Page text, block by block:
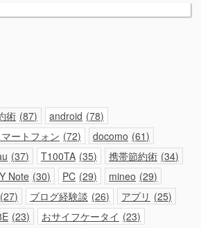
術 87 android 78
マートフォン 72 docomo 61
37 T100TA 35 携帯節約術 34
Note 30 PC 29 mineo 29
27 ブログ経験談 26 アプリ
25
23 おサイフケータイ 23